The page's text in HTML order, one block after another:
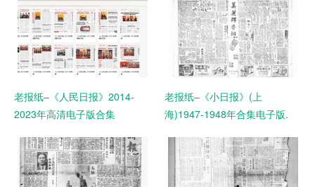
老报纸–《人民日报》2014-
2023年高清电子版合集
老报纸–《小日报》(上
海)1947-1948年合集电子版.